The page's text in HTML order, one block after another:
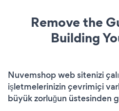
Remove the
Building
Nuvemshop web sitenizi
işletmelerinizin çevrimiçi
büyük zorluğun üstesinden